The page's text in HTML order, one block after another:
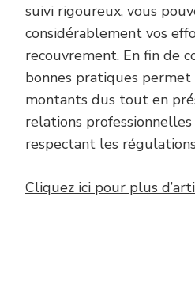
suivi rigoureux, vous
considérablement vos
recouvrement. En fin de
bonnes pratiques
montants dus tout en
relations
respectant les
Cliquez ici pour plus